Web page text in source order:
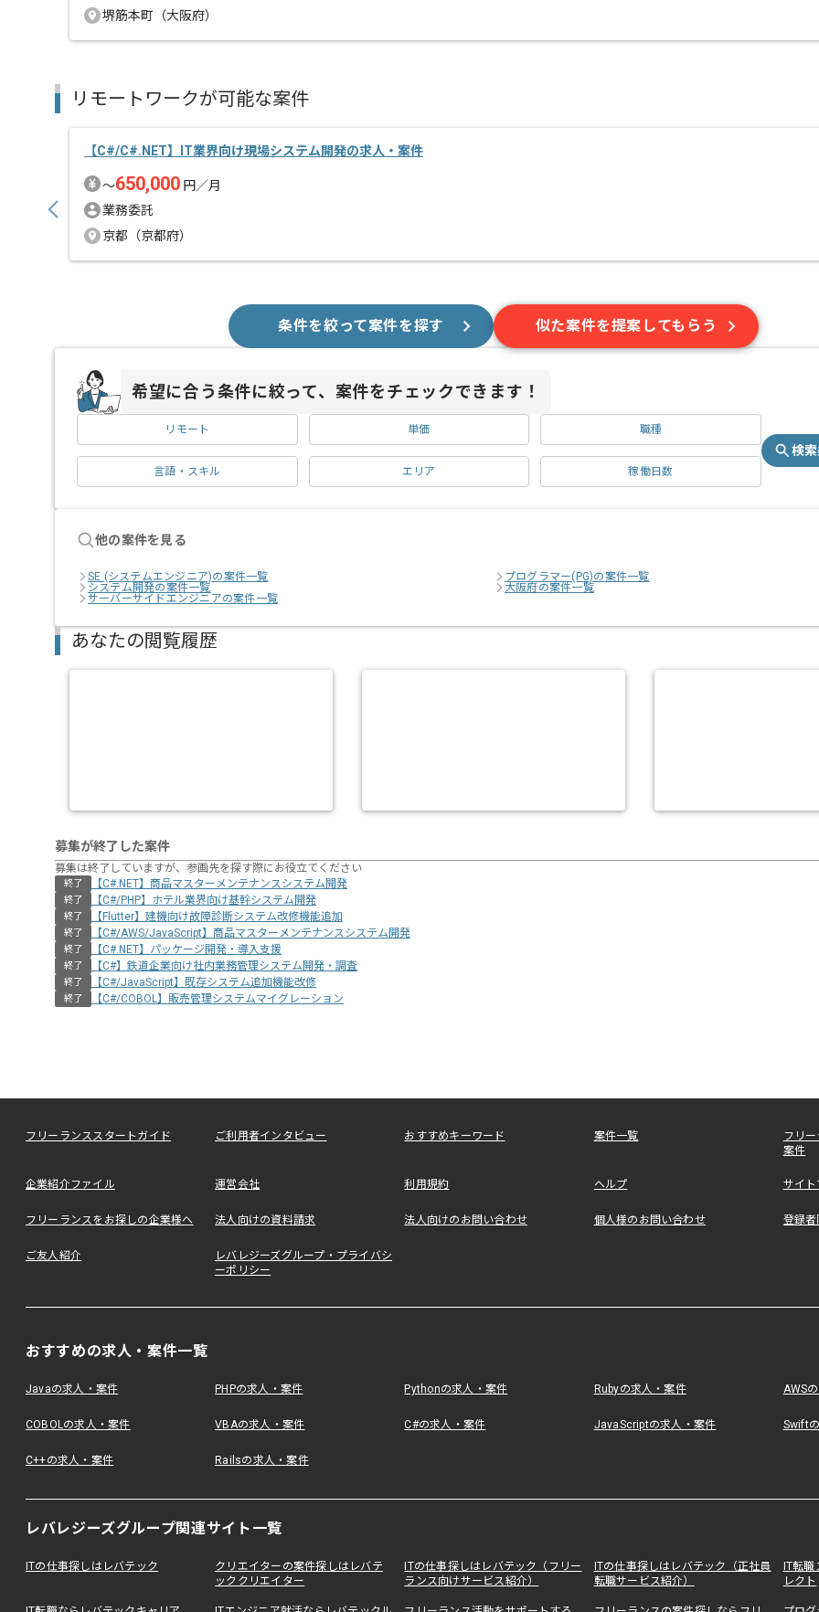
堺筋本町（大阪府）
リモートワークが可能な案件
【C#/C#.NET】IT業界向け現場システム開発の求人・案件
〜650,000 円／月
業務委託
京都（京都府）
条件を絞って案件を探す 似た案件を提案してもらう
希望に合う条件に絞って、案件をチェックできます！
リモート 単価 職種
言語・スキル エリア 稼働日数
検
他の案件を見る
SE (システムエンジニア)の案件一覧
プログラマー(PG)の案件一覧
システム開発の案件一覧
大阪府の案件一覧
サーバーサイドエンジニアの案件一覧
あなたの閲覧履歴
募集が終了した案件
募集は終了していますが、参画先を探す際にお役立てください
終了 【C#.NET】商品マスターメンテナンスシステム開発
終了 【C#/PHP】ホテル業界向け基幹システム開発
終了 【Flutter】建機向け故障診断システム改修機能追加
終了 【C#/AWS/JavaScript】商品マスターメンテナンスシステム開発
終了 【C#.NET】パッケージ開発・導入支援
終了 【C#】鉄道企業向け社内業務管理システム開発・調査
終了 【C#/JavaScript】既存システム追加機能改修
終了 【C#/COBOL】販売管理システムマイグレーション
フリーランススタートガイド ご利用者インタビュー おすすめキーワード 案件一覧
フリ
案件
企業紹介ファイル 運営会社 利用規約 ヘルプ サイ
フリーランスをお探しの企業様へ 法人向けの資料請求 法人向けのお問い合わせ 個人様のお問い合わせ 登録者
ご友人紹介
レバレジーズグループ・プライバシ
ーポリシー
おすすめの求人・案件一覧
Javaの求人・案件 PHPの求人・案件 Pythonの求人・案件 Rubyの求人・案件 AWS
COBOLの求人・案件 VBAの求人・案件 C#の求人・案件 JavaScriptの求人・案件 Swift
C++の求人・案件 Railsの求人・案件
レバレジーズグループ関連サイト一覧
ITの仕事探しはレバテック
クリエイターの案件探しはレバテ
ッククリエイター
ITの仕事探しはレバテック（フリー
ランス向けサービス紹介）
ITの仕事探しはレバテック（正社員
転職サービス紹介）
IT転
レクト